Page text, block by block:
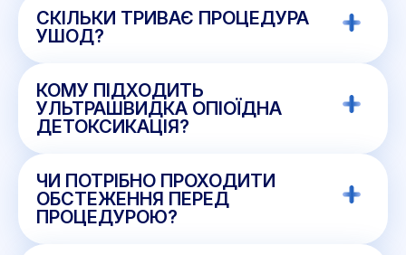
СКІЛЬКИ ТРИВАЄ ПРОЦЕДУРА
УШОД?
КОМУ ПІДХОДИТЬ
УЛЬТРАШВИДКА ОПІОЇДНА
ДЕТОКСИКАЦІЯ?
ЧИ ПОТРІБНО ПРОХОДИТИ
ОБСТЕЖЕННЯ ПЕРЕД
ПРОЦЕДУРОЮ?